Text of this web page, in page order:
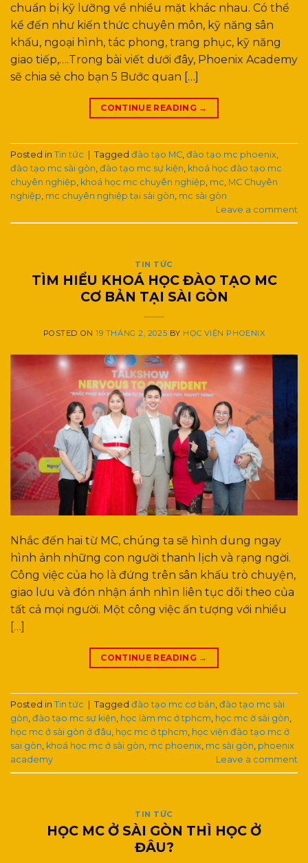
chuẩn bị kỹ lưỡng về nhiều mặt khác nhau. Có thể
kể đến như kiến thức chuyên môn, kỹ năng sân
khấu, ngoại hình, tác phong, trang phục, kỹ năng
giao tiếp,….Trong bài viết dưới đây, Phoenix Academy
sẽ chia sẻ cho bạn 5 Bước quan […]
CONTINUE READING →
Posted in Tin tức Tagged đào tạo MC, đào tạo mc phoenix,
đào tạo mc sài gòn, đào tạo mc sự kiện, khoá học đào tạo mc
chuyên nghiệp, khoá học mc chuyên nghiệp, mc, MC Chuyên
nghiệp, mc chuyên nghiệp tại sài gòn, mc sài gòn
Leave a comment
TIN TỨC
TÌM HIỂU KHOÁ HỌC ĐÀO TẠO MC
CƠ BẢN TẠI SÀI GÒN
POSTED ON19 THÁNG 2, 2025 BY HỌC VIỆN PHOENIX
Nhắc đến hai từ MC, chúng ta sẽ hình dung ngay
hình ảnh những con người thanh lịch và rạng ngời.
Công việc của họ là đứng trên sân khấu trò chuyện,
giao lưu và đón nhận ánh nhìn liên tục dõi theo của
tất cả mọi người. Một công việc ấn tượng với nhiều
[…]
CONTINUE READING →
Posted in Tin tức Tagged đào tạo mc cơ bản, đào tạo mc sài
gòn, đào tạo mc sự kiện, học làm mc ở tphcm, học mc ờ sài gòn,
học mc ở sài gòn ở đâu, học mc ở tphcm, học viện đào tạo mc ở
sai gòn, khoá học mc ở sài gòn, mc phoenix, mc sài gòn, phoenix
academy
Leave a comment
TIN TỨC
HỌC MC Ở SÀI GÒN THÌ HỌC Ở
ĐÂU?